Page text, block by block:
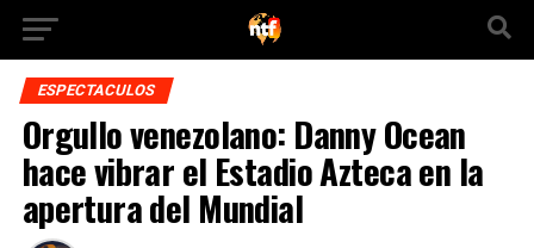
ESPECTACULOS
Orgullo venezolano: Danny Ocean
hace vibrar el Estadio Azteca en la
apertura del Mundial